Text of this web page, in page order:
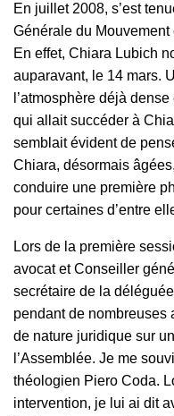
En juillet 2008, s’est
Générale du
En effet, Chiara Lubich
auparavant, le 14 mars.
l’atmosphère déjà
qui allait succéder à
semblait évident de
Chiara, désormais
conduire une première
pour certaines d’entre
Lors de la première
avocat et Conseiller
secrétaire de la
pendant de nombreuses
de nature juridique sur
l’Assemblée. Je me
théologien Piero Coda.
intervention, je lui ai dit